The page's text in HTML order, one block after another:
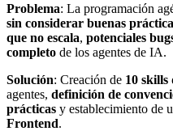
Problema: La programación
sin considerar buenas
que no escala, potenciales
completo de los agentes de IA.
Solución: Creación de 10
agentes, definición de
prácticas y establecimiento de
Frontend.